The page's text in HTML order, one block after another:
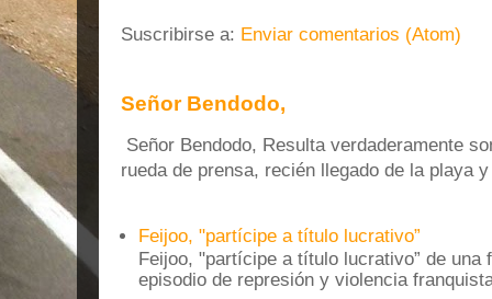
Suscribirse a: Enviar comentarios (Atom)
Señor Bendodo,
Señor Bendodo, Resulta verdaderamente
rueda de prensa, recién llegado de la playa
Feijoo, "partícipe a título lucrativo”
Feijoo, "partícipe a título lucrativo” de una
episodio de represión y violencia